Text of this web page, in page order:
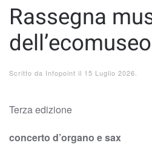
Rassegna
dell’ecomuseo
Scritto da Infopoint il 15 Luglio 2026
Terza edizione
concerto d’organo e sax